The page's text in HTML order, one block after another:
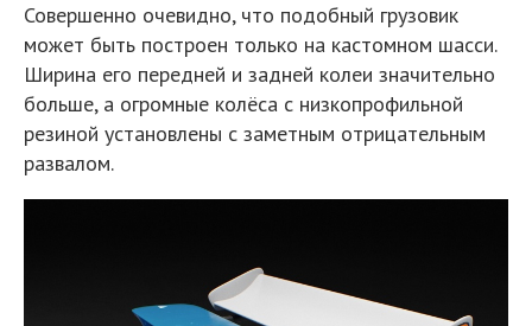
Совершенно очевидно, что подобный грузовик
может быть построен только на кастомном шасси.
Ширина его передней и задней колеи значительно
больше, а огромные колёса с низкопрофильной
резиной установлены с заметным отрицательным
развалом.